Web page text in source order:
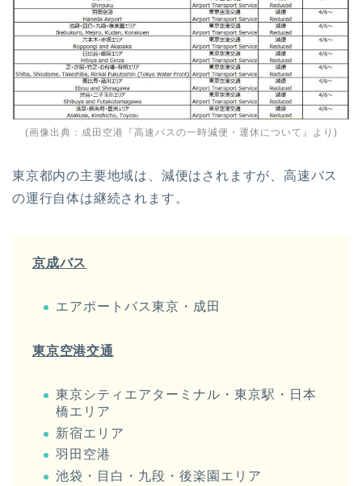
(画像出典： 成田空港『高速バスの一時減便・運休について』 より)
東京都内の主要地域は、減便はされますが、高速バス
の運行自体は継続されます。
京成バス
エアポートバス東京・成田
東京空港交通
東京シティエアターミナル・東京駅・日本
橋エリア
新宿エリア
羽田空港
池袋・目白・九段・後楽園エリア